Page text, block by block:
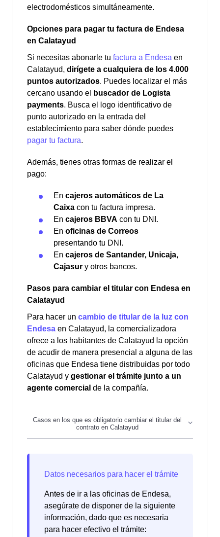
electrodomésticos simultáneamente.
Opciones para pagar tu factura de Endesa
en Calatayud
Si necesitas abonarle tu factura a Endesa en
Calatayud, dirígete a cualquiera de los 4.000
puntos autorizados. Puedes localizar el más
cercano usando el
buscador de Logista
payments. Busca el logo identificativo de
punto autorizado en la entrada del
establecimiento para saber dónde puedes
pagar tu factura.
Además, tienes otras formas de realizar el
pago:
En cajeros automáticos de La
Caixa con tu factura impresa.
En cajeros BBVA con tu DNI.
En oficinas de Correos
presentando tu DNI.
En cajeros de Santander, Unicaja,
Cajasur y otros bancos.
Pasos para cambiar el titular con Endesa en
Calatayud
Para hacer un cambio de titular de la luz con
Endesa en Calatayud, la comercializadora
ofrece a los habitantes de Calatayud la opción
de acudir de manera presencial a alguna de las
oficinas que Endesa tiene distribuidas por todo
Calatayud y gestionar el trámite junto a un
agente comercial de la compañía.
Los habitantes de Calatayud o cualquier
titular de su contrato en los siguientes casos:
separación o divorcio, o (3) fallecimiento
del anterior titular .
Antes de ir a las oficinas de Endesa,
asegúrate de disponer de la siguiente
información, dado que es necesaria
para hacer efectivo el trámite: